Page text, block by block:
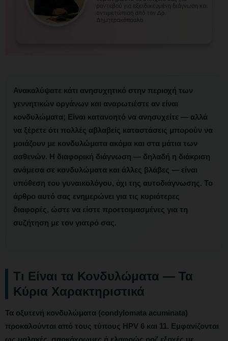
Ανακαλύψατε κάτι ανησυχητικό στην περιοχή των
γεννητικών οργάνων και αναρωτιέστε αν είναι
κονδυλώματα; Είναι κατανοητό να ανησυχείτε — αλλά
να ξέρετε ότι πολλές αβλαβείς καταστάσεις μπορούν να
μοιάζουν με κονδυλώματα ακόμα και στα μάτια των
ασθενών. Η διαφορική διάγνωση — δηλαδή η διάκριση
ανάμεσα σε κονδυλώματα και άλλες βλάβες — είναι
υπόθεση του γυναικολόγου, όχι της αυτοδιάγνωσης. Το
άρθρο αυτό σας ενημερώνει για τις κυριότερες
διαφορές, ώστε να είστε προετοιμασμένες για τη
συζήτηση με τον γιατρό σας.
Τι Είναι τα Κονδυλώματα — Τα
Κύρια Χαρακτηριστικά
Τα οξυτενή κονδυλώματα (condylomata acuminata)
προκαλούνται από τους τύπους HPV 6 και 11. Εμφανίζονται
ως μαλακές, σαρκόχρωμες ή ελαφρώς ροζ εξοχές με